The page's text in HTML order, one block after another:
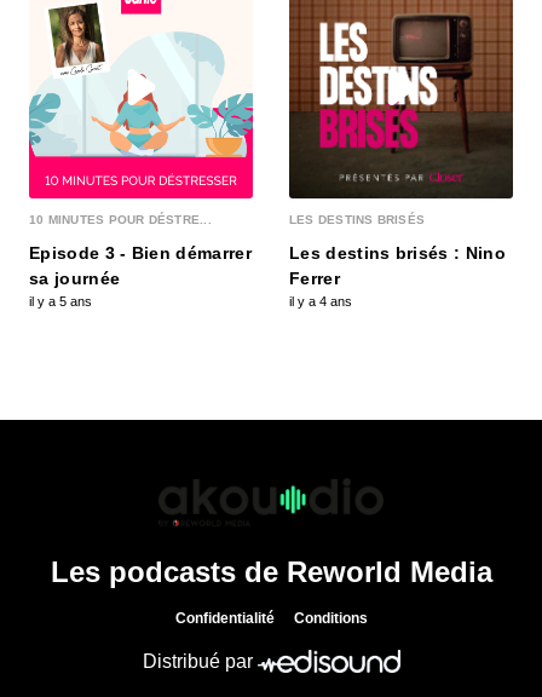
10 MINUTES POUR DÉSTRE...
Episode 3 - Bien démarrer
sa journée
il y a 5 ans
LES DESTINS BRISÉS
Les destins brisés : Nino
Ferrer
il y a 4 ans
Les podcasts de Reworld Media
Confidentialité Conditions
Distribué par